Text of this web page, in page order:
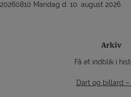
20260810 Mandag d. 10. august 2026
Arkiv
Få et indblik i
Dart og billard –